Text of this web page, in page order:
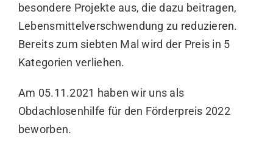
besondere Projekte aus, die dazu beitragen,
Lebensmittelverschwendung zu reduzieren.
Bereits zum siebten Mal wird der Preis in 5
Kategorien verliehen.
Am 05.11.2021 haben wir uns als
Obdachlosenhilfe für den Förderpreis 2022
beworben.